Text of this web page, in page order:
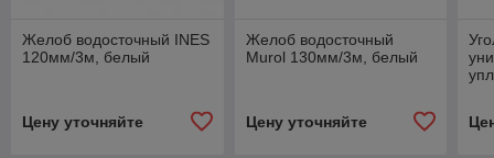
Желоб водосточный INES
120мм/3м, белый
Цену уточняйте
Желоб водосточный
Murol 130мм/3м, белый
Цену уточняйте